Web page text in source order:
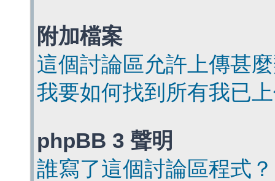
附加檔案
這個討論區允許上傳甚
我要如何找到所有我已
phpBB 3 聲明
誰寫了這個討論區程式？